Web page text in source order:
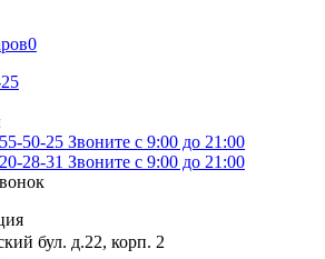
0
50-25 Звоните с 9:00 до 21:00
28-31 Звоните с 9:00 до 21:00
бул. д.22, корп. 2